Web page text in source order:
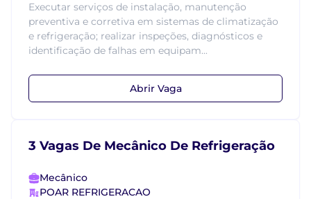
Executar serviços de instalação, manutenção
preventiva e corretiva em sistemas de climatização
e refrigeração; realizar inspeções, diagnósticos e
identificação de falhas em equipam...
Abrir Vaga
3 Vagas De Mecânico De Refrigeração
Mecânico
POAR REFRIGERACAO